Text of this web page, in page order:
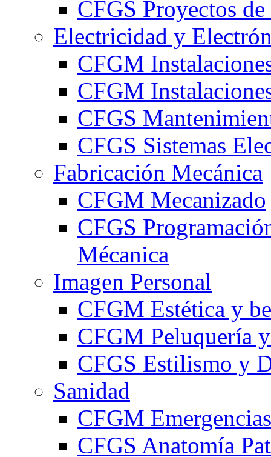
CFGS Proyectos
Electricidad y
CFGM
CFGM
CFGS
CFGS Sistemas
Fabricación Mecánica
CFGM Mecanizado
CFGS
Mécanica
Imagen Personal
CFGM Estética y
CFGM Peluquería
CFGS Estilismo y
Sanidad
CFGM
CFGS Anatomía